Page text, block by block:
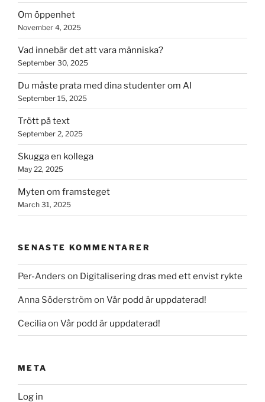
Om öppenhet
November 4, 2025
Vad innebär det att vara människa?
September 30, 2025
Du måste prata med dina studenter om AI
September 15, 2025
Trött på text
September 2, 2025
Skugga en kollega
May 22, 2025
Myten om framsteget
March 31, 2025
SENASTE KOMMENTARER
Per-Anders on Digitalisering dras med ett envist rykte
Anna Söderström on Vår podd är uppdaterad!
Ceciliaon Vår podd är uppdaterad!
META
Log in